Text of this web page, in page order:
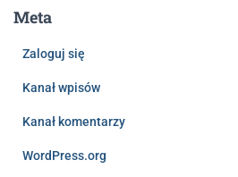
Meta
Zaloguj się
Kanał wpisów
Kanał komentarzy
WordPress.org